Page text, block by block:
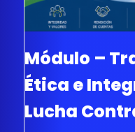
Módulo –
Ética e
Lucha